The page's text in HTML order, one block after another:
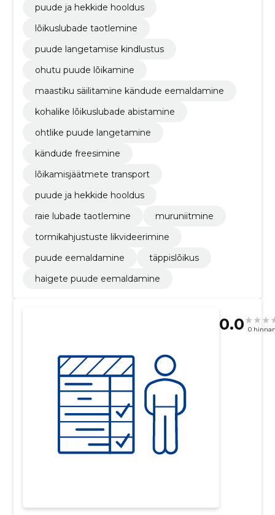
puude ja hekkide hooldus
lõikuslubade taotlemine
puude langetamise kindlustus
ohutu puude lõikamine
maastiku säilitamine kändude eemaldamine
kohalike lõikuslubade abistamine
ohtlike puude langetamine
kändude freesimine
lõikamisjäätmete transport
puude ja hekkide hooldus
raie lubade taotlemine
muruniitmine
tormikahjustuste likvideerimine
puude eemaldamine
täppislõikus
haigete puude eemaldamine
0.0 0